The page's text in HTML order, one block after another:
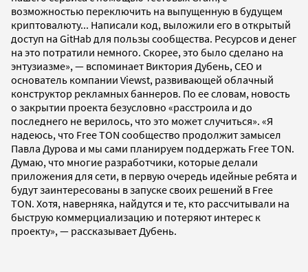
возможностью переключить на выпущенную в будущем
криптовалюту... Написали код, выложили его в открытый
доступ на GitHab для пользы сообщества. Ресурсов и денег
на это потратили немного. Скорее, это было сделано на
энтузиазме», — вспоминает Виктория Дубень, СЕО и
основатель компании Viewst, развивающей облачный
конструктор рекламных баннеров. По ее словам, новость
о закрытии проекта безусловно «расстроила и до
последнего не верилось, что это может случиться». «Я
надеюсь, что Free TON сообщество продолжит замысел
Павла Дурова и мы сами планируем поддержать Free TON.
Думаю, что многие разработчики, которые делали
приложения для сети, в первую очередь идейные ребята и
будут заинтересованы в запуске своих решений в Free
TON. Хотя, наверняка, найдутся и те, кто рассчитывали на
быструю коммерциализацию и потеряют интерес к
проекту», — рассказывает Дубень.